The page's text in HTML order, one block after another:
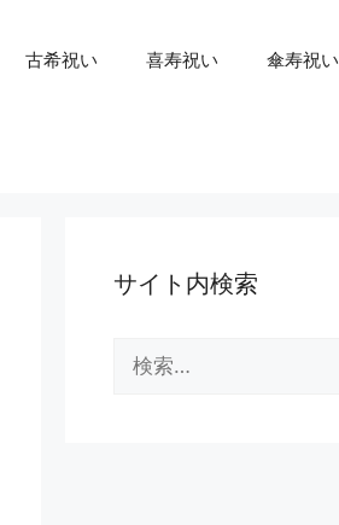
古希祝い 喜寿祝い 傘寿祝い
サイト内検索
索: